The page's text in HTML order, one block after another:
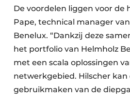
De voordelen liggen voor de
Pape, technical manager
Benelux. “Dankzij deze
het portfolio van Helmholz
met een scala oplossingen
netwerkgebied. Hilscher
gebruikmaken van de